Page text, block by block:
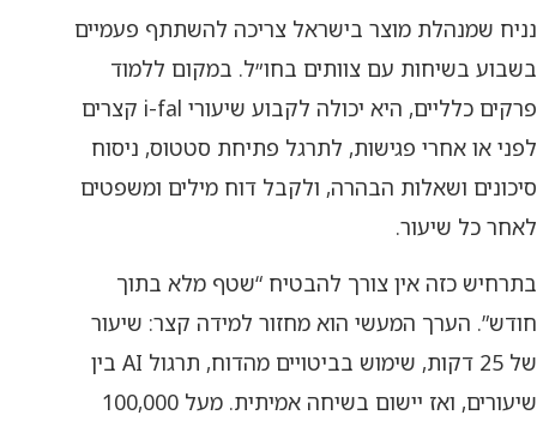
נניח שמנהלת מוצר בישראל צריכה להשתתף פעמיים
בשבוע בשיחות עם צוותים בחו״ל. במקום ללמוד
פרקים כלליים, היא יכולה לקבוע שיעורי i-fal קצרים
לפני או אחרי פגישות, לתרגל פתיחת סטטוס, ניסוח
סיכונים ושאלות הבהרה, ולקבל דוח מילים ומשפטים
לאחר כל שיעור.
בתרחיש כזה אין צורך להבטיח “שטף מלא בתוך
חודש”. הערך המעשי הוא מחזור למידה קצר: שיעור
של 25 דקות, שימוש בביטויים מהדוח, תרגול AI בין
שיעורים, ואז יישום בשיחה אמיתית. מעל 100,000